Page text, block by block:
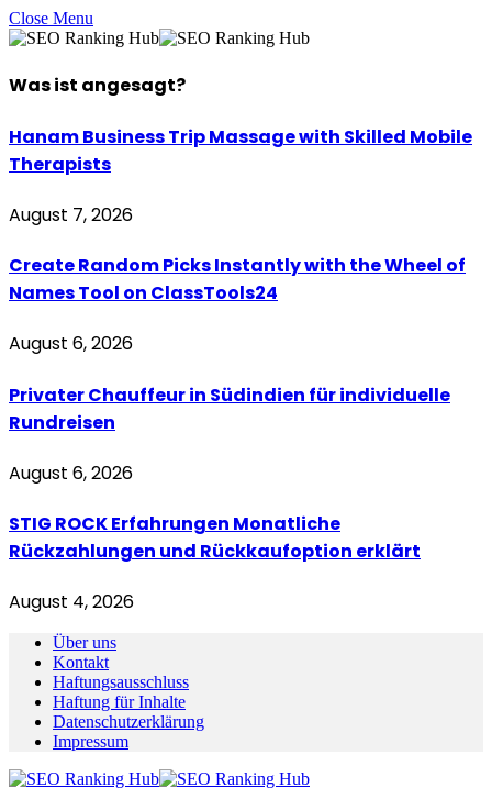
Close Menu
Was ist angesagt?
Hanam Business Trip Massage with Skilled Mobile
Therapists
August 7, 2026
Create Random Picks Instantly with the Wheel of
Names Tool on ClassTools24
August 6, 2026
Privater Chauffeur in Südindien für individuelle
Rundreisen
August 6, 2026
STIG ROCK Erfahrungen Monatliche
Rückzahlungen und Rückkaufoption erklärt
August 4, 2026
Über uns
Kontakt
Haftungsausschluss
Haftung für Inhalte
Datenschutzerklärung
Impressum